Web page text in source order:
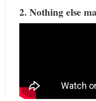
2. Nothing else